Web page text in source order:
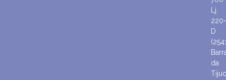
Lj.
D
da